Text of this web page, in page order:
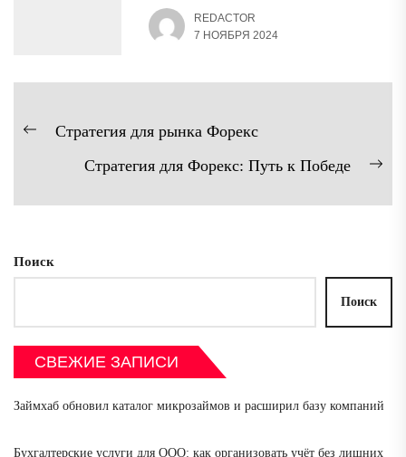
REDACTOR
7 НОЯБРЯ 2024
Навигация
записям
Предыдущая
Стратегия для рынка Форекс
Стратегия для Форекс: Путь к Победе
Поиск
Поиск
СВЕЖИЕ ЗАПИСИ
Займхаб обновил каталог микрозаймов и расширил базу компаний
Бухгалтерские услуги для ООО: как организовать учёт без лишних